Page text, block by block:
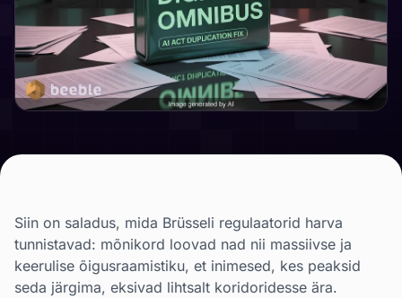
Siin on saladus, mida Brüsseli regulaatorid harva
tunnistavad: mõnikord loovad nad nii massiivse ja
keerulise õigusraamistiku, et inimesed, kes peaksid
seda järgima, eksivad lihtsalt koridoridesse ära.